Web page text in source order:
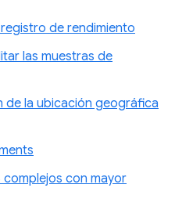
de rendimiento
las muestras de
de la ubicación geográfica
complejos con mayor